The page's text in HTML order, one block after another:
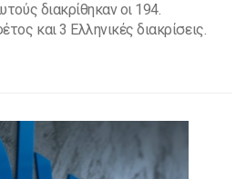
διακρίθηκαν οι 194.
και 3 Ελληνικές διακρίσεις.